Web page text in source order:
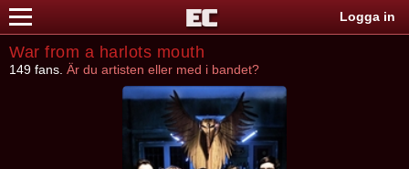
Logga in
War from a harlots mouth
149 fans. Är du artisten eller med i bandet?